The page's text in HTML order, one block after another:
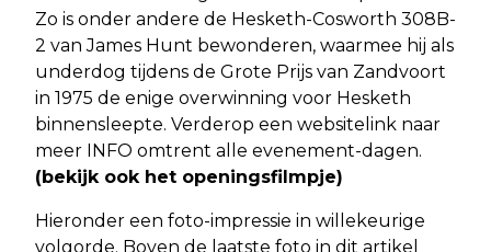
Zo is onder andere de Hesketh-Cosworth 308B-
2 van James Hunt bewonderen, waarmee hij als
underdog tijdens de Grote Prijs van Zandvoort
in 1975 de enige overwinning voor Hesketh
binnensleepte. Verderop een websitelink naar
meer INFO omtrent alle evenement-dagen.
(bekijk ook het openingsfilmpje)
Hieronder een foto-impressie in willekeurige
volgorde. Boven de laatste foto in dit artikel